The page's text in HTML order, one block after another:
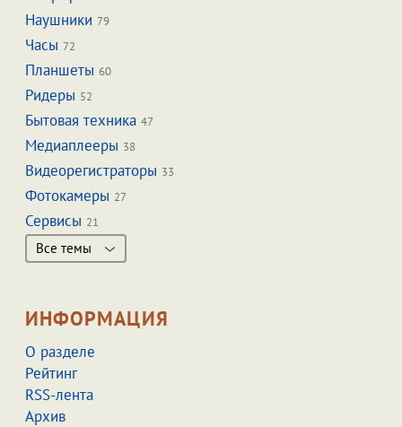
Наушники 79
Часы 72
Планшеты 60
Ридеры 52
Бытовая техника 47
Медиаплееры 38
Видеорегистраторы 33
Фотокамеры 27
Сервисы 21
Все темы
ИНФОРМАЦИЯ
О разделе
Рейтинг
RSS-лента
Архив